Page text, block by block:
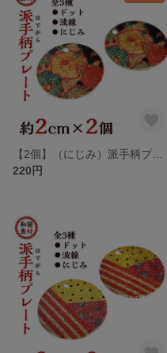
【2個】（にじみ）派手柄プレート
220円